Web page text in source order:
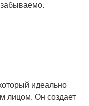
идеально
лицом. Он создает